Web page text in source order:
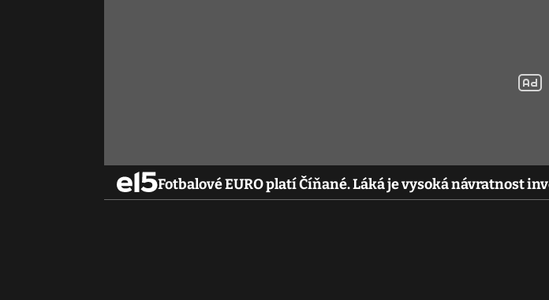
Fotbalové EURO platí Číňané. Láká je vysoká návratnost